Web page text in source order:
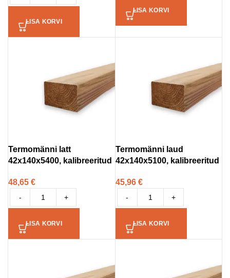
LISA KORVI
LISA KORVI
Termomänni latt
42x140x5400, kalibreeritud
48,65 €
- +
LISA KORVI
Termomänni laud
42x140x5100, kalibreeritud
45,96 €
- +
LISA KORVI